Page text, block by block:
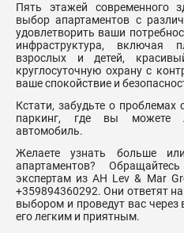
Пять этажей современного
выбор апартаментов с
удовлетворить ваши
инфраструктура, включая
взрослых и детей,
круглосуточную охрану с
ваше спокойствие и
Кстати, забудьте о
паркинг, где вы можете
автомобиль.
Желаете узнать больше
апартаментов?
экспертам из АН Lev & Mar
+359894360292. Они ответят
выбором и проведут вас через
его легким и приятным.